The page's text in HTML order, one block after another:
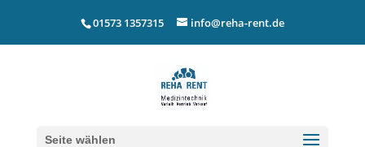
01573 1357315 info@reha-rent.de
Seite wählen